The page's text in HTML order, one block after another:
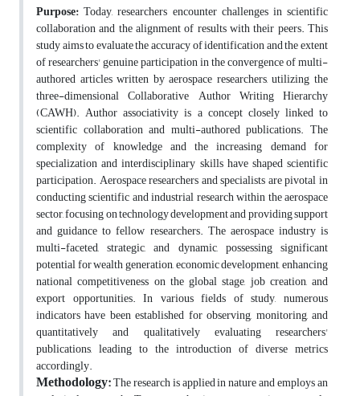
Purpose: Today, researchers encounter challenges in scientific
collaboration and the alignment of results with their peers. This
study aims to evaluate the accuracy of identification and the extent
of researchers' genuine participation in the convergence of multi-
authored articles written by aerospace researchers, utilizing the
three-dimensional Collaborative Author Writing Hierarchy
(CAWH). Author associativity is a concept closely linked to
scientific collaboration and multi-authored publications. The
complexity of knowledge and the increasing demand for
specialization and interdisciplinary skills have shaped scientific
participation. Aerospace researchers and specialists are pivotal in
conducting scientific and industrial research within the aerospace
sector, focusing on technology development and providing support
and guidance to fellow researchers. The aerospace industry is
multi-faceted, strategic, and dynamic, possessing significant
potential for wealth generation, economic development, enhancing
national competitiveness on the global stage, job creation, and
export opportunities. In various fields of study, numerous
indicators have been established for observing, monitoring, and
quantitatively and qualitatively evaluating researchers'
publications, leading to the introduction of diverse metrics
accordingly.
Methodology:The research is applied in nature and employs an